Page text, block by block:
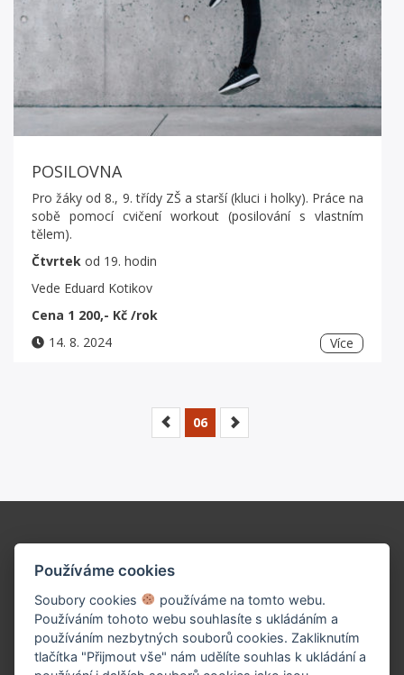
POSILOVNA
Pro žáky od 8., 9. třídy ZŠ a starší (kluci i holky). Práce na
sobě pomocí cvičení workout (posilování s vlastním
tělem).
Čtvrtek od 19. hodin
Vede Eduard Kotikov
Cena 1 200,- Kč /rok
14. 8. 2024
Více
06
Podpořte naše dílo!
Používáme cookies
Soubory cookies
používáme na tomto webu.
Používáním tohoto webu souhlasíte s ukládáním a
používáním nezbytných souborů cookies. Zakliknutím
tlačítka "Přijmout vše" nám udělíte souhlas k ukládání a